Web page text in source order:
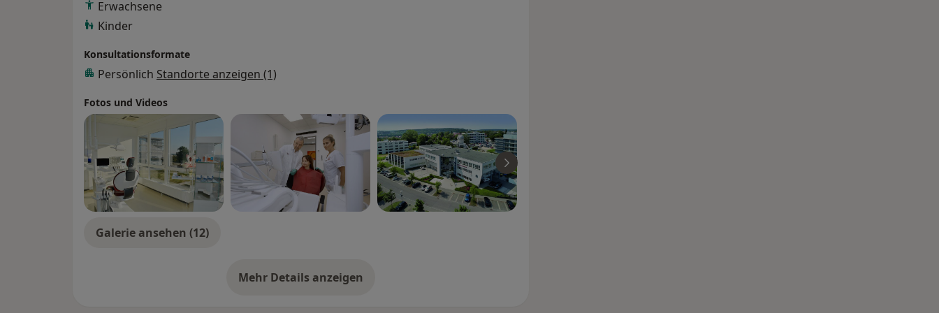
Ästhetische Zahnmedizin: Für jede Situation und jeden Wunsch gibt es heute eine
Verfärbungen können gebleicht, stumpfe Oberflächen poliert oder störende
Kanten geglättet werden. Schienen (früher Spangen) zur Optimierung der
Zahnstellung sind heute unsichtbar. Deren Tragekomfort ist hoch, auch im
Erwachsenenalter. Aber auch in komplizierten Fällen kann man z. B. mit
hauchdünnen Verblendschalen (sog. Veneers) wunderschöne, natürlich
anmutende Zähne mit individueller Transparenz auf äußerst schonende Weise
dauerhaft realisieren.
- Wurzelkanalbehandlung / Endodontie
Erwachsene
Kinder
Konsultationsformate
Persönlich Standorte anzeigen (1)
Fotos und Videos
Galerie ansehen (12)
Mehr Details anzeigen
über Erfahrungen